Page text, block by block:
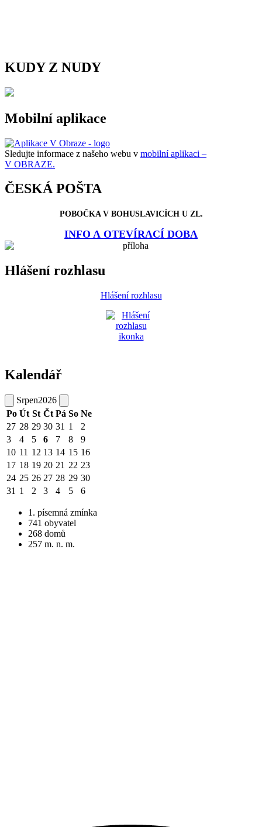
KUDY Z NUDY
Mobilní aplikace
Sledujte informace z našeho webu v mobilní aplikaci –
V OBRAZE.
ČESKÁ POŠTA
POBOČKA V BOHUSLAVICÍCH U ZL.
INFO A OTEVÍRACÍ DOBA
Hlášení rozhlasu
Hlášení rozhlasu
Kalendář
Srpen2026
Po Út St Čt Pá So Ne
27 28 29 30 31 1
2
3
4 5 6 7 8
9
10 11 12 13 14 15 16
17 18 19 20 21 22 23
24 25 26 27 28 29 30
31 1 2 3 4 5 6
1. písemná zmínka
741 obyvatel
268 domů
257 m. n. m.